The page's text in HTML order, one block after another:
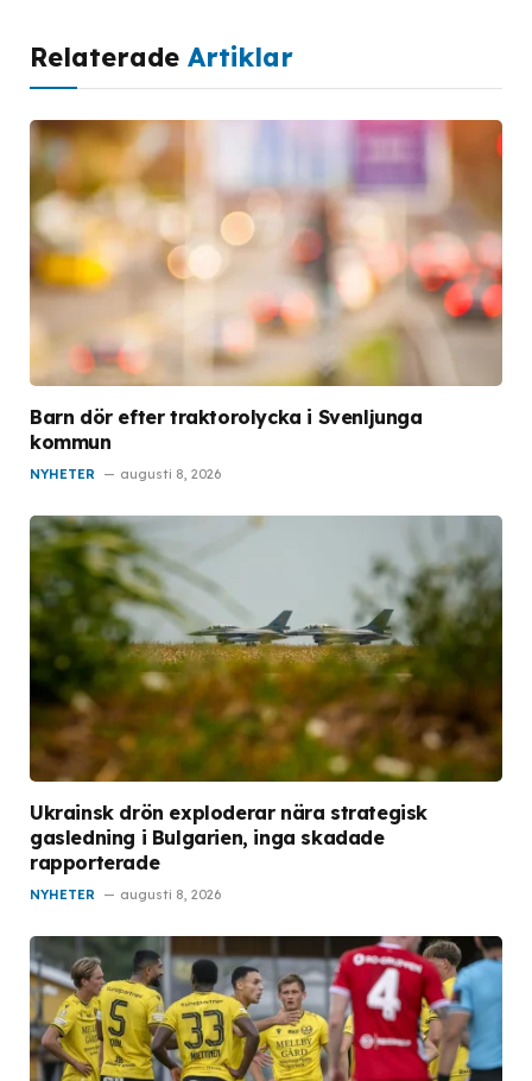
Relaterade Artiklar
Barn dör efter traktorolycka i Svenljunga
kommun
NYHETER augusti 8, 2026
Ukrainsk drön exploderar nära strategisk
gasledning i Bulgarien, inga skadade
rapporterade
NYHETER augusti 8, 2026